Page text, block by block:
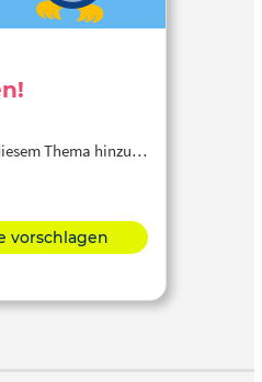
Thema hinzu…
vorschlagen